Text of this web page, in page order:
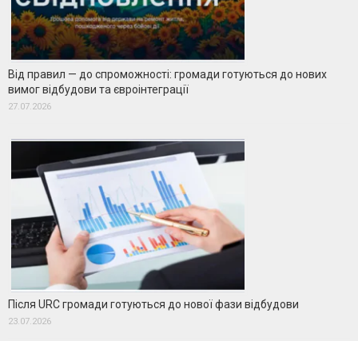
Від правил — до спроможності: громади готуються до нових
вимог відбудови та євроінтеграції
27.07.2026
Після URC громади готуються до нової фази відбудови
23.07.2026